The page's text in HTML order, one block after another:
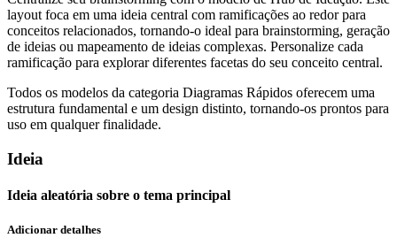
layout foca em uma ideia central com ramificações ao redor para
conceitos relacionados, tornando-o ideal para brainstorming, geração
de ideias ou mapeamento de ideias complexas. Personalize cada
ramificação para explorar diferentes facetas do seu conceito central.
Todos os modelos da categoria Diagramas Rápidos oferecem uma
estrutura fundamental e um design distinto, tornando-os prontos para
uso em qualquer finalidade.
Ideia
Ideia aleatória sobre o tema principal
Adicionar detalhes